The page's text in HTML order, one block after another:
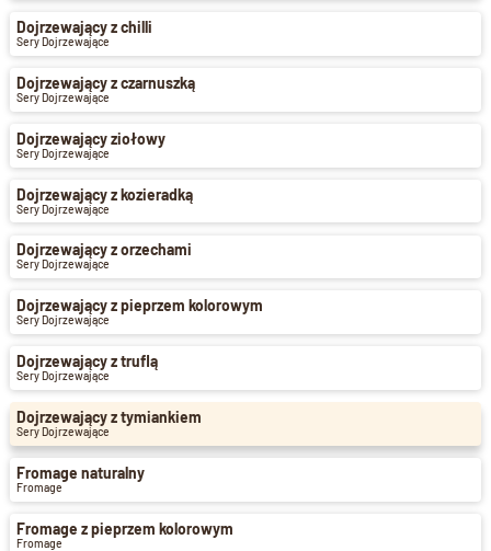
Dojrzewający z chilli
Sery Dojrzewające
Dojrzewający z czarnuszką
Sery Dojrzewające
Dojrzewający ziołowy
Sery Dojrzewające
Dojrzewający z kozieradką
Sery Dojrzewające
Dojrzewający z orzechami
Sery Dojrzewające
Dojrzewający z pieprzem kolorowym
Sery Dojrzewające
Dojrzewający z truflą
Sery Dojrzewające
Dojrzewający z tymiankiem
Sery Dojrzewające
Fromage naturalny
Fromage
Fromage z pieprzem kolorowym
Fromage